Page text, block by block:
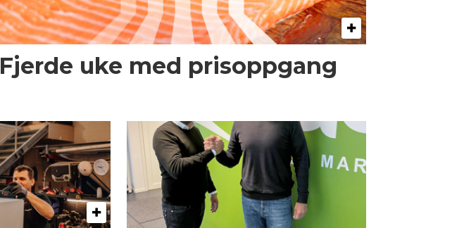
Fjerde uke med prisoppgang